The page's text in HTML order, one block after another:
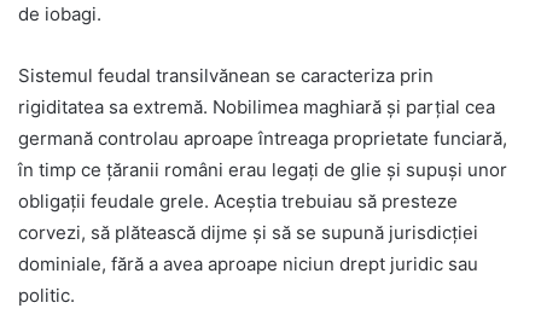
de iobagi.
Sistemul feudal transilvănean se caracteriza prin
rigiditatea sa extremă. Nobilimea maghiară și parțial cea
germană controlau aproape întreaga proprietate funciară,
în timp ce țăranii români erau legați de glie și supuși unor
obligații feudale grele. Aceștia trebuiau să presteze
corvezi, să plătească dijme și să se supună jurisdicției
dominiale, fără a avea aproape niciun drept juridic sau
politic.